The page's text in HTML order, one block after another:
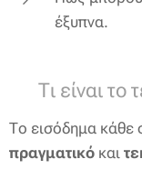
έξυπνα.
✅ Τι είναι
Το εισόδημα κάθε
πραγματικό και